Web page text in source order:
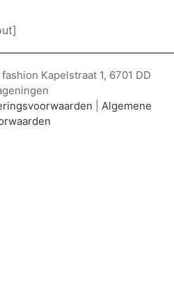
Kapelstraat 1, 6701 DD
Algemene